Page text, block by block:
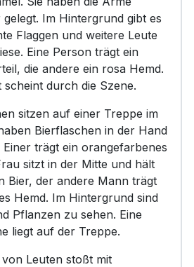
gelegt. Im Hintergrund gibt es
Flaggen und weitere Leute
Eine Person trägt ein
die andere ein rosa Hemd.
scheint durch die Szene.
sitzen auf einer Treppe im
Bierflaschen in der Hand
Einer trägt ein orangefarbenes
sitzt in der Mitte und hält
Bier, der andere Mann trägt
Hemd. Im Hintergrund sind
Pflanzen zu sehen. Eine
liegt auf der Treppe.
Leuten stoßt mit